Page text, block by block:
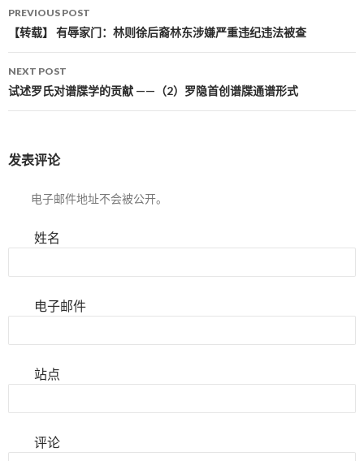
Post navigation
PREVIOUS POST
【转载】 有辱家门：林则徐后裔林东涉嫌严重违纪违法被查
NEXT POST
试述罗氏对谱牒学的贡献 ——（2）罗隐首创谱牒通谱形式
发表评论
电子邮件地址不会被公开。
姓名
电子邮件
站点
评论